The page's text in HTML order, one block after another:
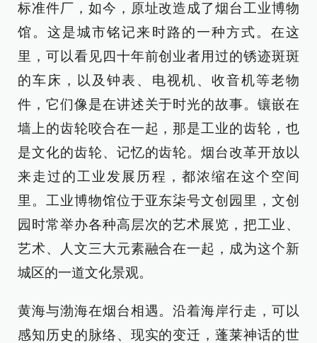
标准件厂，如今，原址改造成了烟台工业博物
馆。这是城市铭记来时路的一种方式。在这
里，可以看见四十年前创业者用过的锈迹斑斑
的车床，以及钟表、电视机、收音机等老物
件，它们像是在讲述关于时光的故事。镶嵌在
墙上的齿轮咬合在一起，那是工业的齿轮，也
是文化的齿轮、记忆的齿轮。烟台改革开放以
来走过的工业发展历程，都浓缩在这个空间
里。工业博物馆位于亚东柒号文创园里，文创
园时常举办各种高层次的艺术展览，把工业、
艺术、人文三大元素融合在一起，成为这个新
城区的一道文化景观。
黄海与渤海在烟台相遇。沿着海岸行走，可以
感知历史的脉络、现实的变迁，蓬莱神话的世